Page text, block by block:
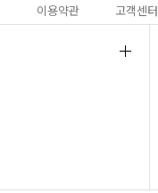
이용약관 고객센터